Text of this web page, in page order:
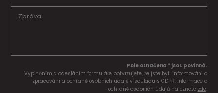
Pole označena * jsou povinná.
Vyplněním a odesláním formuláře potvrzujete, že jste byli informováni o
zpracování a ochraně osobních údajů v souladu s GDPR. Informace o
ochraně osobních údajů naleznete zde.